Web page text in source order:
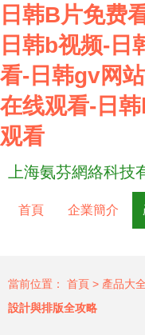
日韩B片免费
日韩b视频-日
看-日韩gv网
在线观看-日
观看
上海氨芬網絡科技
首頁 企業簡介
當前位置： 首頁 > 產品大全
設計與排版全攻略